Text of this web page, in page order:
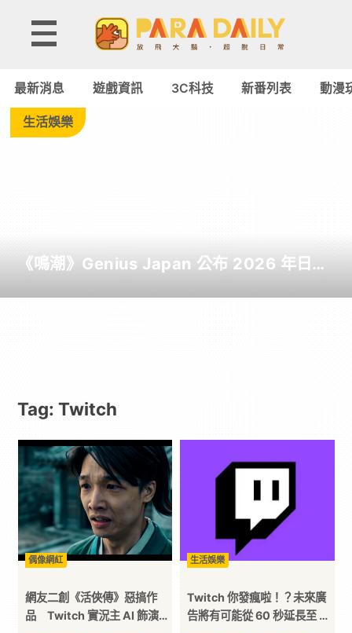
Tag:
-
遊
戲
漫
二
次
元
｜
最新消息 遊戲資訊 3C科技 新番列表 動漫
生活娛樂
《鳴潮》Genius Japan 公布 2026 年日本
Tag: Twitch
偶像網紅
網友二創《活俠傳》惡搞作
品 Twitch 實況主 AI 飾演短
生活娛樂
Twitch 你發瘋啦！？未來廣
告將有可能從 60 秒延長至 90